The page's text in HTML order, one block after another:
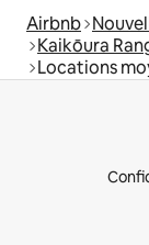
Airbnb
Kaikōura
Locations